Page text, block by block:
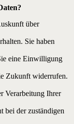
über
Sie haben
eine Einwilligung
Zukunft widerrufen.
Verarbeitung Ihrer
bei der zuständigen